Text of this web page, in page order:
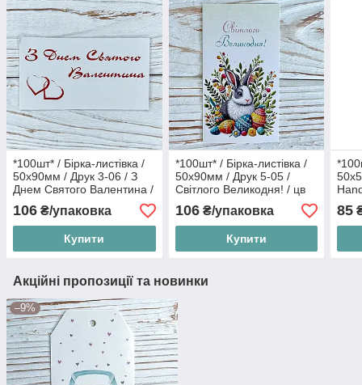
*100шт* / Бірка-листівка /
50х90мм / Друк 3-06 / З
Днем Святого Валентина /
лк
106 ₴/упаковка
Купити
*100шт* / Бірка-листівка /
50х90мм / Друк 5-05 /
Світлого Великодня! / цв
106₴/упаковка
Купити
85
Акційні пропозиції та новинки
–9%